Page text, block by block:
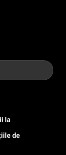
la
de